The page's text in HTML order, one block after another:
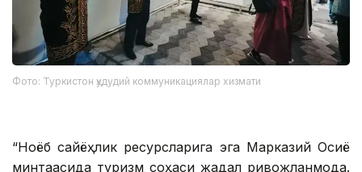
Фото: Туркистон ҳудудий коммуникациялар хизмати
“Ноёб сайёҳлик ресурсларига эга Марказий Осиё
минтақасида туризм соҳаси жадал ривожланмоқда.